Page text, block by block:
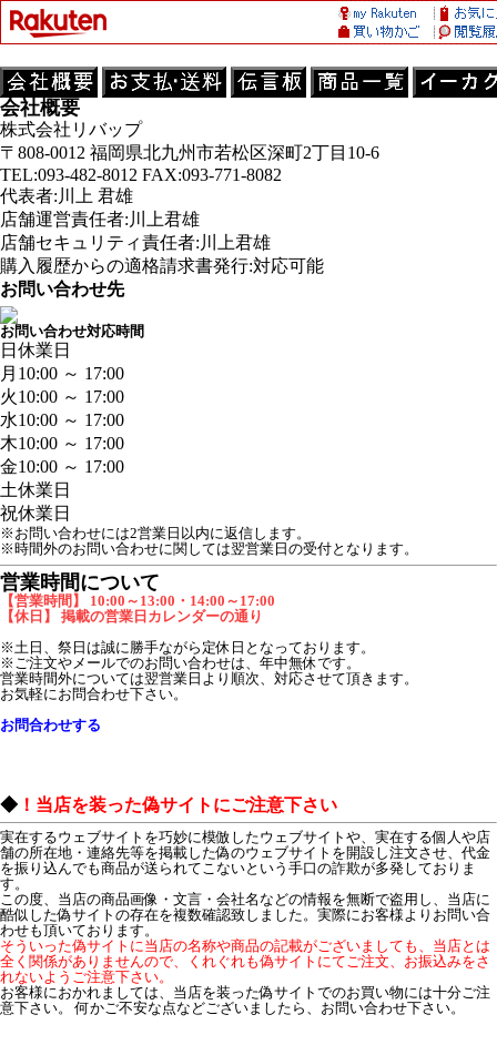
会社概要
株式会社リバップ
〒808-0012 福岡県北九州市若松区深町2丁目10-6
TEL:093-482-8012 FAX:093-771-8082
代表者:川上 君雄
店舗運営責任者:川上君雄
店舗セキュリティ責任者:川上君雄
購入履歴からの適格請求書発行:対応可能
お問い合わせ先
お問い合わせ対応時間
日 休業日
月 10:00 ～ 17:00
火10:00 ～ 17:00
水10:00 ～ 17:00
木10:00 ～ 17:00
金10:00 ～ 17:00
土休業日
祝休業日
※お問い合わせには2営業日以内に返信します。
※時間外のお問い合わせに関しては翌営業日の受付となります。
営業時間について
【営業時間】 10:00～13:00・14:00～17:00
【休日】 掲載の営業日カレンダーの通り
※土日、祭日は誠に勝手ながら定休日となっております。
※ご注文やメールでのお問い合わせは、年中無休です。
営業時間外については翌営業日より順次、対応させて頂きます。
お気軽にお問合わせ下さい。
お問合わせする
◆ ！当店を装った偽サイトにご注意下さい
実在するウェブサイトを巧妙に模倣したウェブサイトや、実在する個人や店
舗の所在地・連絡先等を掲載した偽のウェブサイトを開設し注文させ、代金
を振り込んでも商品が送られてこないという手口の詐欺が多発しておりま
す。
この度、当店の商品画像・文言・会社名などの情報を無断で盗用し、当店に
酷似した偽サイトの存在を複数確認致しました。実際にお客様よりお問い合
わせも頂いております。
そういった偽サイトに当店の名称や商品の記載がございましても、当店とは
全く関係がありませんので、くれぐれも偽サイトにてご注文、お振込みをさ
れないようご注意下さい。
お客様におかれましては、当店を装った偽サイトでのお買い物には十分ご注
意下さい。 何かご不安な点などございましたら、お問い合わせ下さい。